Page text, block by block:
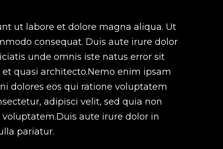
ut labore et dolore magna aliqua. Ut
consequat. Duis aute irure dolor
unde omnis iste natus error sit
quasi architecto.Nemo enim ipsam
dolores eos qui ratione voluptatem
adipisci velit, sed quia non
aute irure dolor in
pariatur.